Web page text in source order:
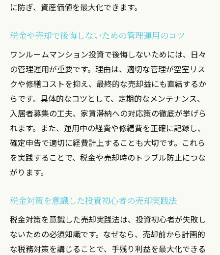
に防ぎ、資産価値を最大化できます。
税金や売却で後悔しないための管理運用のコツ
ワンルームマンション投資で後悔しないためには、日々
の管理運用が重要です。理由は、適切な管理が空室リス
クや修繕コストを抑え、最終的な売却益にも直結するか
らです。具体的なコツとして、定期的なメンテナンス、
入居者募集の工夫、家賃滞納への対応策の徹底が挙げら
れます。また、運用中の経費や修繕費を正確に記録し、
確定申告で適切に経費計上することも大切です。これら
を実践することで、税金や売却時のトラブル防止につな
がります。
税金対策を意識した投資初心者の売却実践法
税金対策を意識した売却実践法は、投資初心者が失敗し
ないための必須知識です。なぜなら、売却前から計画的
な税務対策を講じることで、手残り利益を最大化できる